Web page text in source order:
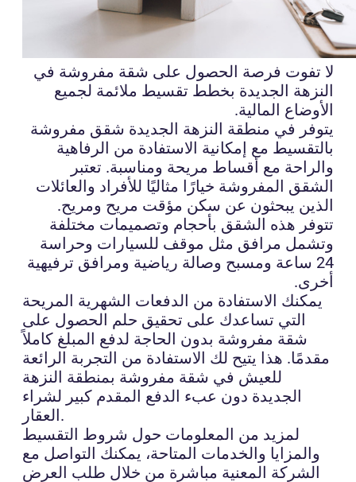
لا تفوت فرصة الحصول على شقة مفروشة في
النزهة الجديدة بخطط تقسيط ملائمة لجميع
الأوضاع المالية.
يتوفر في منطقة النزهة الجديدة شقق مفروشة
بالتقسيط مع إمكانية الاستفادة من الرفاهية
والراحة مع أقساط مريحة ومناسبة. تعتبر
الشقق المفروشة خيارًا مثاليًا للأفراد والعائلات
الذين يبحثون عن سكن مؤقت مريح ومريح.
تتوفر هذه الشقق بأحجام وتصميمات مختلفة
وتشمل مرافق مثل موقف للسيارات وحراسة
24 ساعة ومسبح وصالة رياضية ومرافق ترفيهية
أخرى.
يمكنك الاستفادة من الدفعات الشهرية المريحة
التي تساعدك على تحقيق حلم الحصول على
شقة مفروشة بدون الحاجة لدفع المبلغ كاملاً
مقدمًا. هذا يتيح لك الاستفادة من التجربة الرائعة
للعيش في شقة مفروشة بمنطقة النزهة
الجديدة دون عبء الدفع المقدم كبير لشراء
العقار.
لمزيد من المعلومات حول شروط التقسيط
والمزايا والخدمات المتاحة، يمكنك التواصل مع
الشركة المعنية مباشرة من خلال طلب العرض